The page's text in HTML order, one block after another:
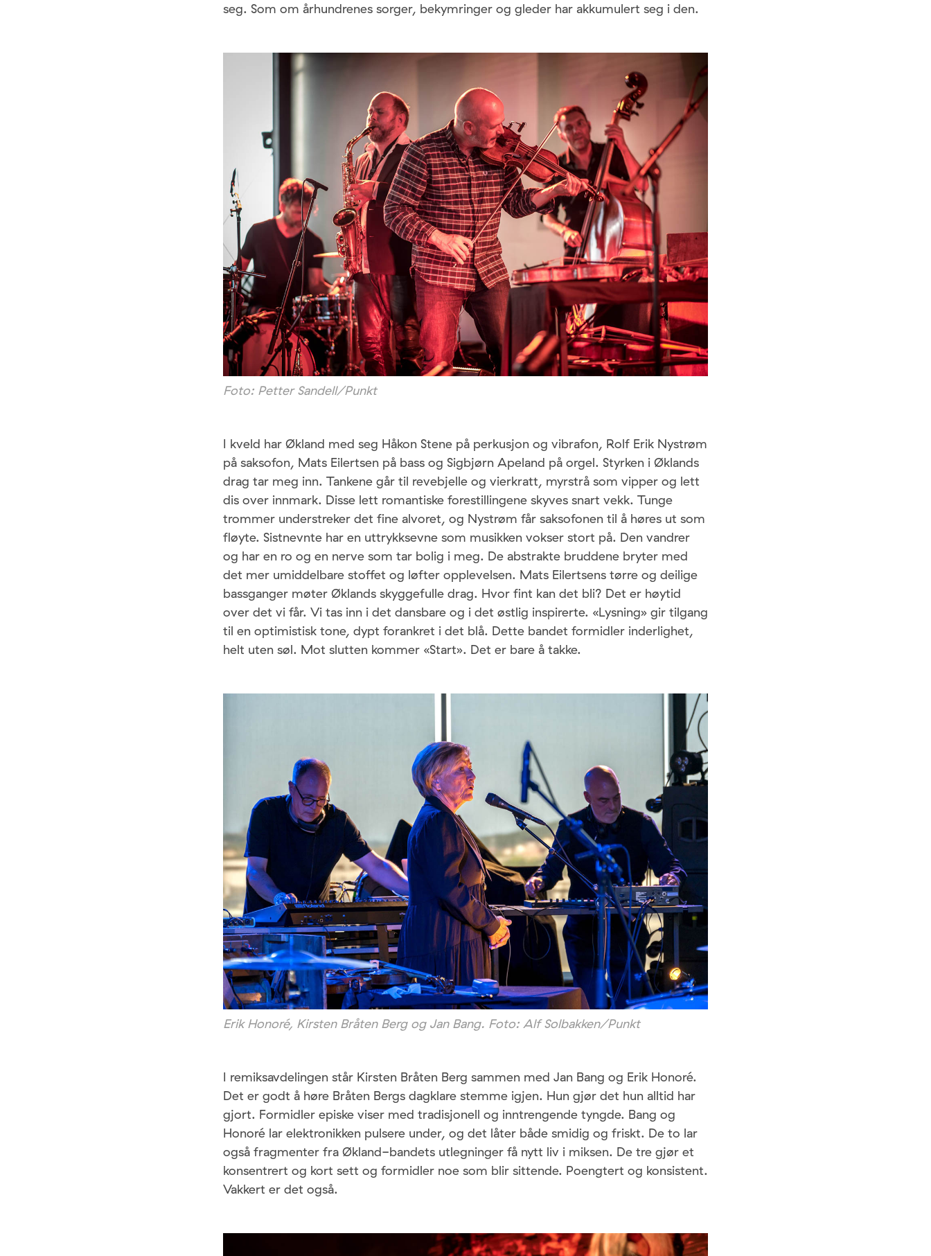
seg. Som om århundrenes sorger, bekymringer og gleder har akkumulert seg i den.
Foto: Petter Sandell/Punkt
I kveld har Økland med seg Håkon Stene på perkusjon og vibrafon, Rolf Erik Nystrøm
på saksofon, Mats Eilertsen på bass og Sigbjørn Apeland på orgel. Styrken i Øklands
drag tar meg inn. Tankene går til revebjelle og vierkratt, myrstrå som vipper og lett
dis over innmark. Disse lett romantiske forestillingene skyves snart vekk. Tunge
trommer understreker det fine alvoret, og Nystrøm får saksofonen til å høres ut som
fløyte. Sistnevnte har en uttrykksevne som musikken vokser stort på. Den vandrer
og har en ro og en nerve som tar bolig i meg. De abstrakte bruddene bryter med
det mer umiddelbare stoffet og løfter opplevelsen. Mats Eilertsens tørre og deilige
bassganger møter Øklands skyggefulle drag. Hvor fint kan det bli? Det er høytid
over det vi får. Vi tas inn i det dansbare og i det østlig inspirerte. «Lysning» gir tilgang
til en optimistisk tone, dypt forankret i det blå. Dette bandet formidler inderlighet,
helt uten søl. Mot slutten kommer «Start». Det er bare å takke.
Erik Honoré, Kirsten Bråten Berg og Jan Bang. Foto: Alf Solbakken/Punkt
I remiksavdelingen står Kirsten Bråten Berg sammen med Jan Bang og Erik Honoré.
Det er godt å høre Bråten Bergs dagklare stemme igjen. Hun gjør det hun alltid har
gjort. Formidler episke viser med tradisjonell og inntrengende tyngde. Bang og
Honoré lar elektronikken pulsere under, og det låter både smidig og friskt. De to lar
også fragmenter fra Økland-bandets utlegninger få nytt liv i miksen. De tre gjør et
konsentrert og kort sett og formidler noe som blir sittende. Poengtert og konsistent.
Vakkert er det også.